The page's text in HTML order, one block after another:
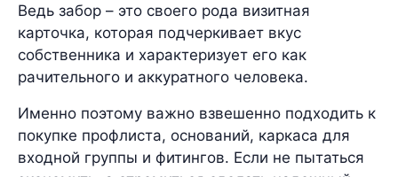
Ведь забор – это своего рода визитная
карточка, которая подчеркивает вкус
собственника и характеризует его как
рачительного и аккуратного человека.
Именно поэтому важно взвешенно подходить к
покупке профлиста, оснований, каркаса для
входной группы и фитингов. Если не пытаться